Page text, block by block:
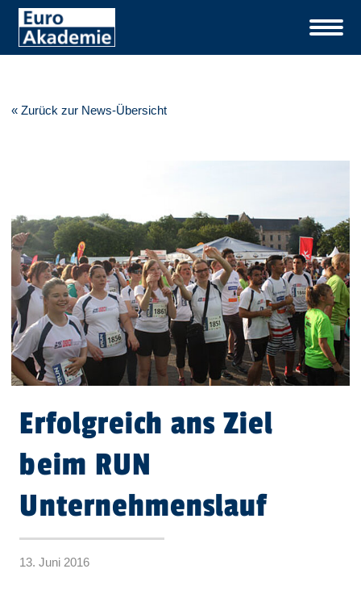
« Zurück zur News-Übersicht
Erfolgreich ans Ziel
beim RUN
Unternehmenslauf
13. Juni 2016